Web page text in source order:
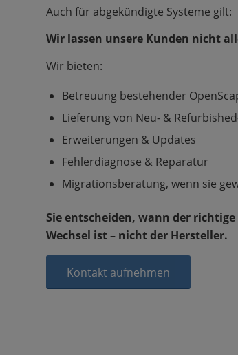
Auch für abgekündigte Systeme gilt:
Wir lassen unsere Kunden nicht
Wir bieten:
Betreuung bestehender
Lieferung von Neu- &
Erweiterungen & Updates
Fehlerdiagnose & Reparatur
Migrationsberatung, wenn sie
Sie entscheiden, wann der richtige
Wechsel ist – nicht der Hersteller.
Kontakt aufnehmen